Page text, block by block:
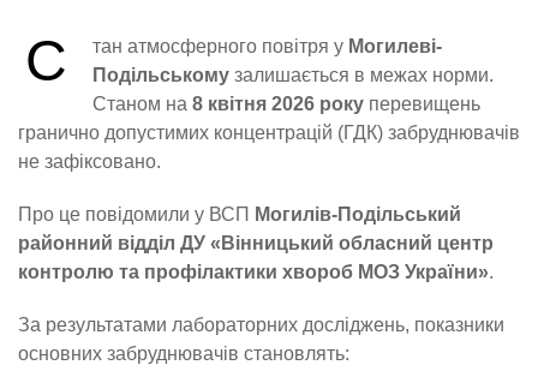
С тан атмосферного повітря у Могилеві-
Подільському залишається в межах норми.
Станом на 8 квітня 2026 року перевищень
гранично допустимих концентрацій (ГДК) забруднювачів
не зафіксовано.
Про це повідомили у ВСП Могилів-Подільський
районний відділ ДУ «Вінницький обласний центр
контролю та профілактики хвороб МОЗ України».
За результатами лабораторних досліджень, показники
основних забруднювачів становлять: